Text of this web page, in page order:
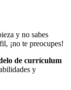
y no sabes
¡no te preocupes!
de currículum
y